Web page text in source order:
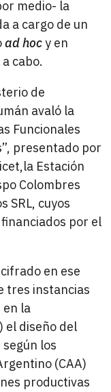
medio- la
a cargo de un
ad hocy en
cabo.
de
avaló la
Funcionales
presentado por
Estación
Colombres
SRL, cuyos
por el
en ese
tres instancias
la
el diseño del
los
(CAA)
productivas